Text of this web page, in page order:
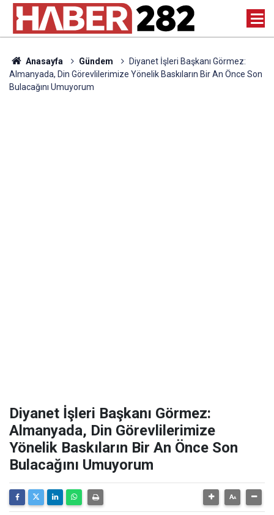
Anasayfa Gündem
Diyanet İşleri Başkanı Görmez:
Almanyada, Din Görevlilerimize Yönelik Baskıların Bir An Önce Son
Bulacağını Umuyorum
Diyanet İşleri Başkanı Görmez:
Almanyada, Din Görevlilerimize
Yönelik Baskıların Bir An Önce Son
Bulacağını Umuyorum